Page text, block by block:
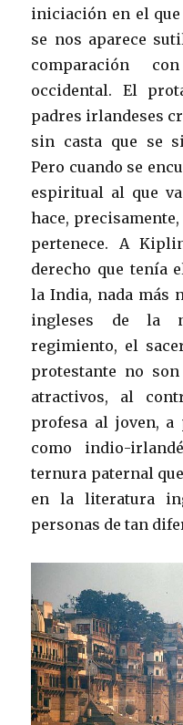
iniciación en el
se nos aparece
comparación
occidental. El
padres irlandeses
sin casta que se
Pero cuando se
espiritual al que
hace,
pertenece. A
derecho que tenía
la India, nada más
ingleses de la
regimiento, el
protestante no
atractivos, al
profesa al joven, a
como indio-
ternura paternal
en la literatura
personas de tan